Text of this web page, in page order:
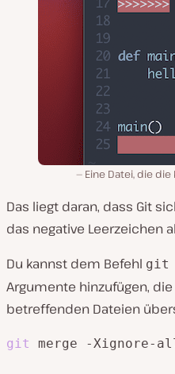
Eine Datei, die
Das liegt daran, dass Git
das negative Leerzeichen
Du kannst dem Befehl git
Argumente hinzufügen,
betreffenden Dateien
git merge -Xignore-